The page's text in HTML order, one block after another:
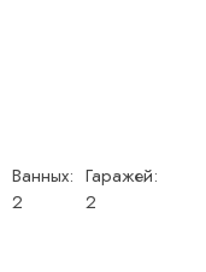
Ванных:
2
Гаражей:
2